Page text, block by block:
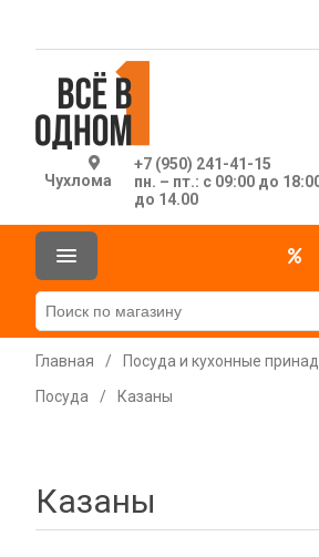
Чухлома
+7 (950) 241-41-15
пн. – пт.: с 09:00 до
до 14.00
Главная / Посуда и кухонные
Посуда
/ Казаны
Казаны